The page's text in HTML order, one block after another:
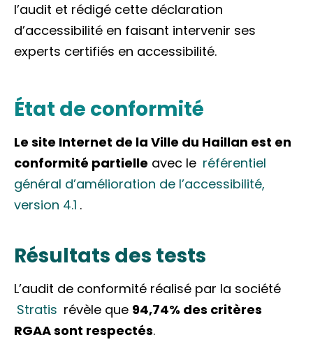
l’audit et rédigé cette déclaration
d’accessibilité en faisant intervenir ses
experts certifiés en accessibilité.
État de conformité
Le site Internet de la Ville du Haillan est en
conformité partielle avec le référentiel
général d’amélioration de l’accessibilité,
version 4.1 .
Résultats des tests
L’audit de conformité réalisé par la société
Stratis révèle que 94,74% des critères
RGAA sont respectés.